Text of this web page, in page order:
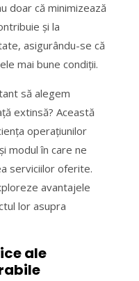
doar că minimizează
și la
asigurându-se că
mai bune condiții.
să alegem
extinsă? Această
operațiunilor
modul în care ne
serviciilor oferite.
avantajele
lor asupra
ale